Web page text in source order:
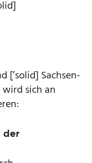
[’solid] Sachsen-
sich an
der